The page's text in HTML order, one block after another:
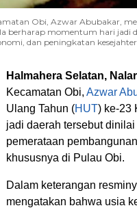
Obi, Azwar Abubakar,
berharap momentum hari
dan peningkatan
Halmahera Selatan,
Kecamatan Obi, Azwar
Ulang Tahun (HUT) ke-23
jadi daerah tersebut
pemerataan
khususnya di Pulau Obi.
Dalam keterangan
mengatakan bahwa usia